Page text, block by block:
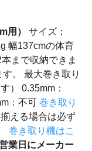
用）
サイズ：
幅137cmの体育
まで収納できま
。 最大巻き取り
） 0.35mm：
：不可 巻き取り
える場合は必ず
巻き取り機はこ
業日にメーカー